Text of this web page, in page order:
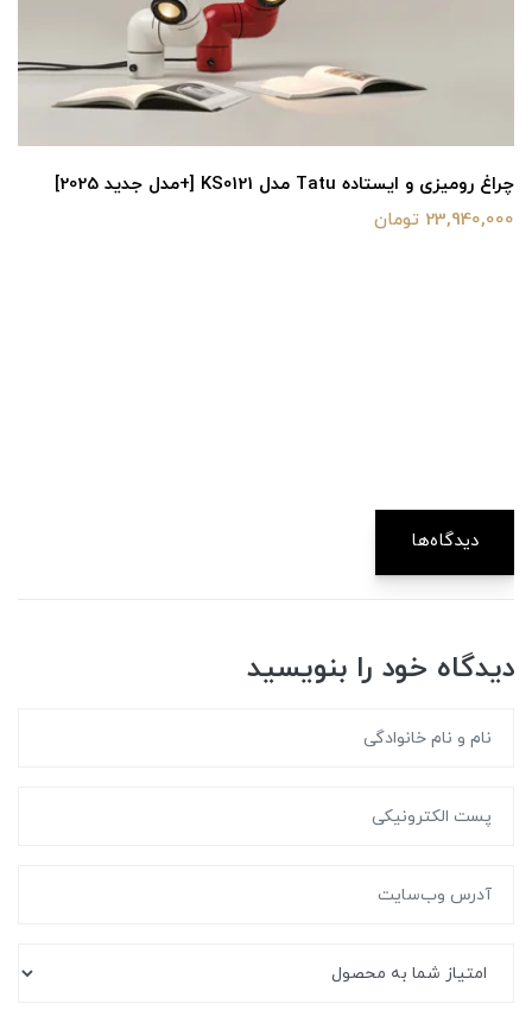
چراغ رومیزی و ایستاده Tatu مدل KS0121 [+مدل جدید 2025]
23,940,000 تومان
دیدگاه‌ها
دیدگاه خود را بنویسید